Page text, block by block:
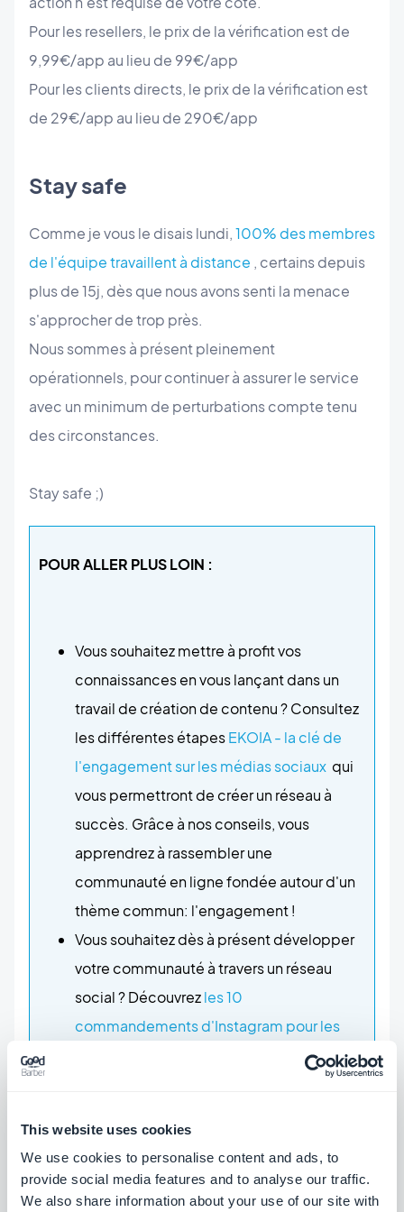
This website uses cookies
We use cookies to personalise content and ads, to
provide social media features and to analyse our traffic.
We also share information about your use of our site with
Pour les resellers, le prix de la vérification est de
9,99€/app au lieu de 99€/app
Pour les clients directs, le prix de la vérification est
de 29€/app au lieu de 290€/app
Stay safe
Comme je vous le disais lundi,100% des membres
de l'équipe travaillent à distance , certains depuis
plus de 15j, dès que nous avons senti la menace
s'approcher de trop près.
Nous sommes à présent pleinement
opérationnels, pour continuer à assurer le service
avec un minimum de perturbations compte tenu
des circonstances.
Stay safe ;)
POUR ALLER PLUS LOIN :
Vous souhaitez mettre à profit vos
connaissances en vous lançant dans un
travail de création de contenu ? Consultez
les différentes étapesEKOIA - la clé de
l'engagement sur les médias sociaux qui
vous permettront de créer un réseau à
succès. Grâce à nos conseils, vous
apprendrez à rassembler une
communauté en ligne fondée autour d'un
thème commun: l'engagement !
Vous souhaitez dès à présent développer
votre communauté à travers un réseau
social ? Découvrezles 10
commandements d'Instagram pour les
. En suivant ces différentes
étapes et conseils, vous saurez comment
campagne de publicité efficace.
Pour fidéliser vos consommateurs, une des